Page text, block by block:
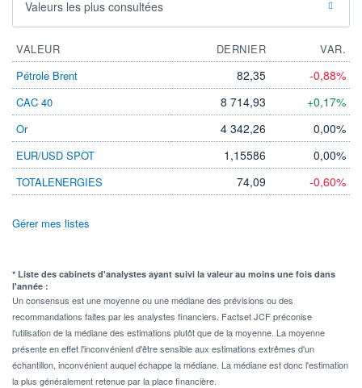
Valeurs les plus consultées
VALEUR DERNIER
VAR.
Pétrole Brent
82,35 -0,88%
CAC 40 8 714,93 +0,17%
Or 4 342,26 0,00%
EUR/USD SPOT 1,15586 0,00%
TOTALENERGIES 74,09 -0,60%
Gérer mes listes
* Liste des cabinets d'analystes ayant suivi la valeur au moins une fois dans
l'année :
Un consensus est une moyenne ou une médiane des prévisions ou des
recommandations faites par les analystes financiers. Factset JCF préconise
l'utilisation de la médiane des estimations plutôt que de la moyenne. La moyenne
présente en effet l'inconvénient d'être sensible aux estimations extrêmes d'un
échantillon, inconvénient auquel échappe la médiane. La médiane est donc l'estimation
la plus généralement retenue par la place financière.